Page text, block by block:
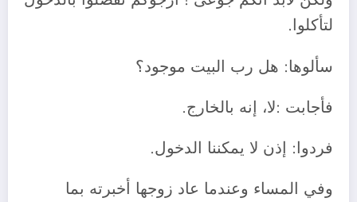
لتأكلوا.
سألوها: هل رب البيت موجود؟
فأجابت :لا، إنه بالخارج.
فردوا: إذن لا يمكننا الدخول.
وفي المساء وعندما عاد زوجها أخبرته بما